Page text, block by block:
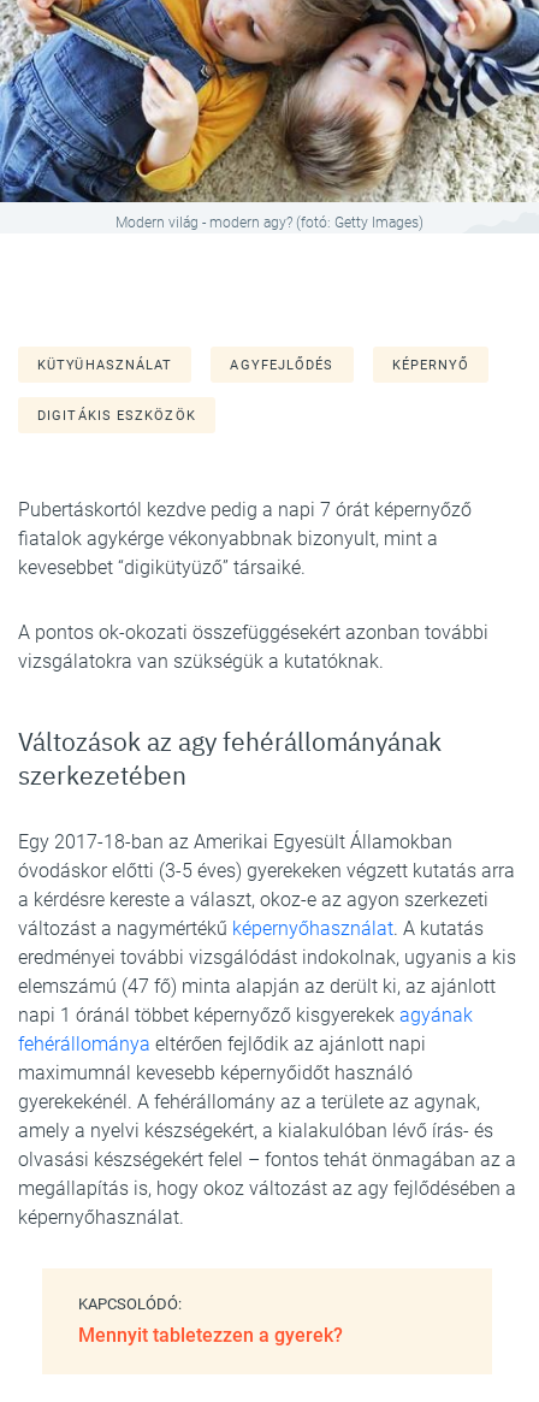
Modern világ - modern agy? (fotó: Getty Images)
KÜTYÜHASZNÁLAT AGYFEJLŐDÉS KÉPERNYŐ
DIGITÁKIS ESZKÖZÖK
Pubertáskortól kezdve pedig a napi 7 órát képernyőző
fiatalok agykérge vékonyabbnak bizonyult, mint a
kevesebbet “digikütyüző” társaiké.
A pontos ok-okozati összefüggésekért azonban további
vizsgálatokra van szükségük a kutatóknak.
Változások az agy fehérállományának
szerkezetében
Egy 2017-18-ban az Amerikai Egyesült Államokban
óvodáskor előtti (3-5 éves) gyerekeken végzett kutatás arra
a kérdésre kereste a választ, okoz-e az agyon szerkezeti
változást a nagymértékű képernyőhasználat. A kutatás
eredményei további vizsgálódást indokolnak, ugyanis a kis
elemszámú (47 fő) minta alapján az derült ki, az ajánlott
napi 1 óránál többet képernyőző kisgyerekek agyának
fehérállománya eltérően fejlődik az ajánlott napi
maximumnál kevesebb képernyőidőt használó
gyerekekénél. A fehérállomány az a területe az agynak,
amely a nyelvi készségekért, a kialakulóban lévő írás- és
olvasási készségekért felel – fontos tehát önmagában az a
megállapítás is, hogy okoz változást az agy fejlődésében a
képernyőhasználat.
KAPCSOLÓDÓ:
Mennyit tabletezzen a gyerek?